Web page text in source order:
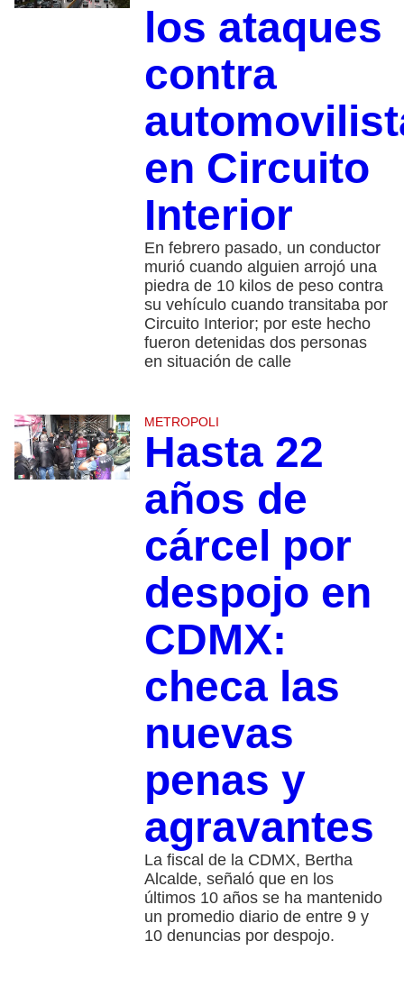
los ataques
contra
en Circuito
Interior
En febrero pasado, un conductor
murió cuando alguien arrojó una
piedra de 10 kilos de peso contra
su vehículo cuando transitaba por
Circuito Interior; por este hecho
fueron detenidas dos personas
en situación de calle
METROPOLI
Hasta 22
años de
cárcel por
despojo en
CDMX:
checa las
nuevas
penas y
agravantes
La fiscal de la CDMX, Bertha
Alcalde, señaló que en los
últimos 10 años se ha mantenido
un promedio diario de entre 9 y
10 denuncias por despojo.